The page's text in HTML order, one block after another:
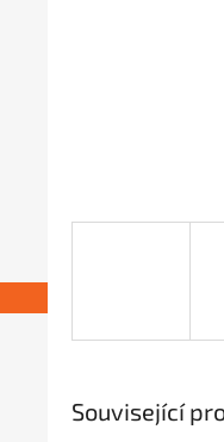
Související